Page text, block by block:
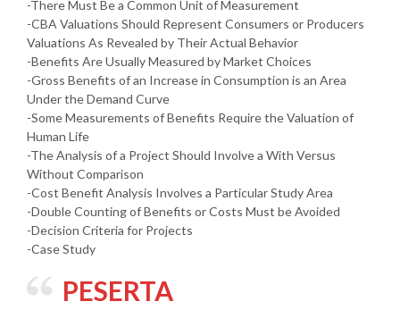
-There Must Be a Common Unit of Measurement
-CBA Valuations Should Represent Consumers or Producers
Valuations As Revealed by Their Actual Behavior
-Benefits Are Usually Measured by Market Choices
-Gross Benefits of an Increase in Consumption is an Area
Under the Demand Curve
-Some Measurements of Benefits Require the Valuation of
Human Life
-The Analysis of a Project Should Involve a With Versus
Without Comparison
-Cost Benefit Analysis Involves a Particular Study Area
-Double Counting of Benefits or Costs Must be Avoided
-Decision Criteria for Projects
-Case Study
PESERTA